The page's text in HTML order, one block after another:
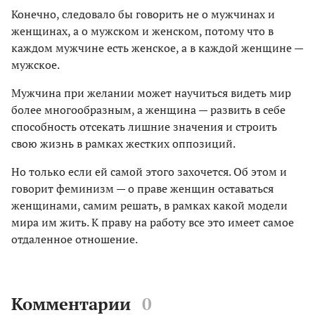
Конечно, следовало бы говорить не о мужчинах и
женщинах, а о мужском и женском, потому что в
каждом мужчине есть женское, а в каждой женщине —
мужское.
Мужчина при желании может научиться видеть мир
более многообразным, а женщина — развить в себе
способность отсекать лишние значения и строить
свою жизнь в рамках жестких оппозиций.
Но только если ей самой этого захочется. Об этом и
говорит феминизм — о праве женщин оставаться
женщинами, самим решать, в рамках какой модели
мира им жить. К праву на работу все это имеет самое
отдаленное отношение.
Комментарии 0